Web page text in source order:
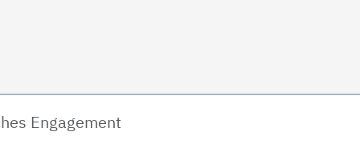
Engagement